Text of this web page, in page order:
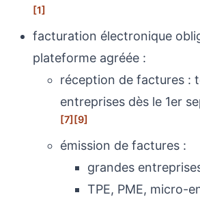
[1]
facturation électronique
plateforme agréée :
réception de factures :
entreprises dès le 1er
[7][9]
émission de factures :
grandes
TPE, PME, micro-